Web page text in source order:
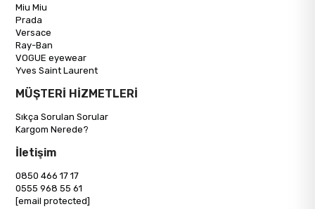
Miu Miu
Prada
Versace
Ray-Ban
VOGUE eyewear
Yves Saint Laurent
MÜŞTERİ HİZMETLERİ
Sıkça Sorulan Sorular
Kargom Nerede?
İletişim
0850 466 17 17
0555 968 55 61
[email protected]